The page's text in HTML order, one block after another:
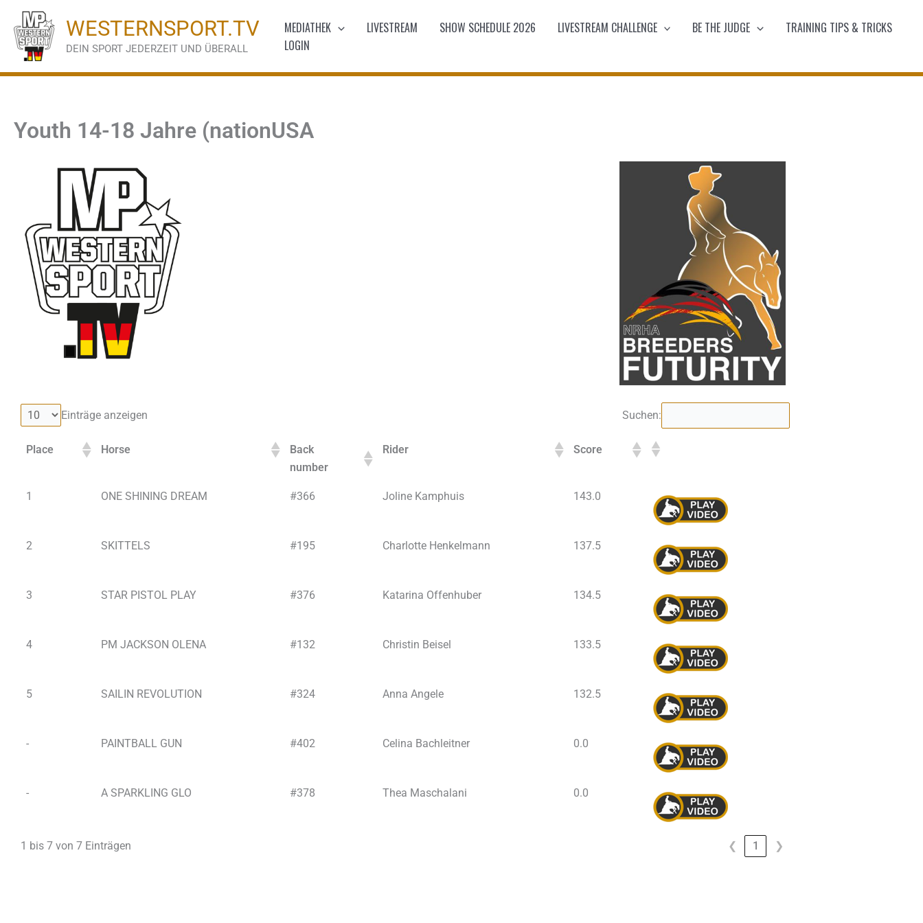
Inhalt
springen
WESTERNSPORT.TV
DEIN SPORT JEDERZEIT UND ÜBERALL
MEDIATHEK LIVESTREAM SHOW SCHEDULE 2026 LIVESTREAM CHALLENGE BE THE JUDGE
TRAINING TIPS & TRICKS
LOGIN
Youth 14-18 Jahre (nationUSA
Einträge anzeigen Suchen:
Place Horse
Back
number
Rider Score
1 ONE SHINING DREAM #366 Joline Kamphuis 143.0
2 SKITTELS #195 Charlotte Henkelmann 137.5
3 STAR PISTOL PLAY #376 Katarina Offenhuber 134.5
4 PM JACKSON OLENA #132 Christin Beisel 133.5
5 SAILIN REVOLUTION #324 Anna Angele 132.5
- PAINTBALL GUN #402 Celina Bachleitner 0.0
- A SPARKLING GLO #378 Thea Maschalani 0.0
1 bis 7 von 7 Einträgen ❮ 1 ❯